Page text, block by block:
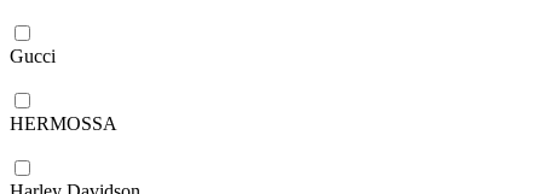
Gucci
HERMOSSA